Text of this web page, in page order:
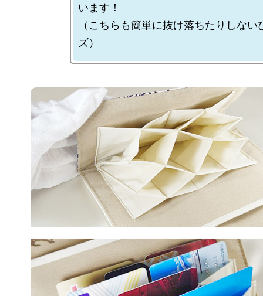
います！
（こちらも簡単に抜け落ちたりしない